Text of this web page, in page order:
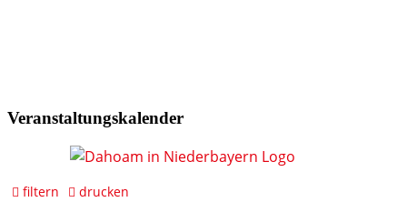
Veranstaltungskalender